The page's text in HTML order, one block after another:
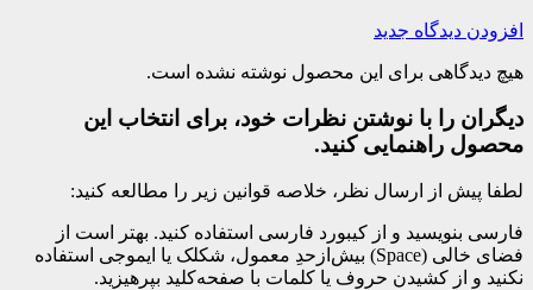
افزودن دیدگاه جدید
هیچ دیدگاهی برای این محصول نوشته نشده است.
دیگران را با نوشتن نظرات خود، برای انتخاب این
محصول راهنمایی کنید.
لطفا پیش از ارسال نظر، خلاصه قوانین زیر را مطالعه کنید:
فارسی بنویسید و از کیبورد فارسی استفاده کنید. بهتر است از
فضای خالی (Space) بیش‌از‌حدِ معمول، شکلک یا ایموجی استفاده
نکنید و از کشیدن حروف یا کلمات با صفحه‌کلید بپرهیزید.